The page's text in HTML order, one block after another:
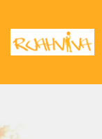
Saltar
al